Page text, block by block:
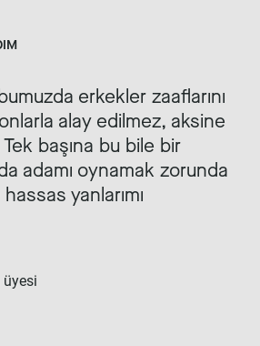
erkekler zaaflarını
alay edilmez, aksine
başına bu bile bir
adamı oynamak zorunda
yanlarımı